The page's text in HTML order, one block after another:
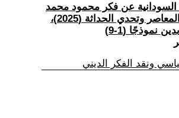
السودانية عن فكر محمود محمد
طه- كتاب: الإسلام المعاصر وتحدي الحداثة (2025)،
نموذجًا (1-9)
ونقد الفكر الديني